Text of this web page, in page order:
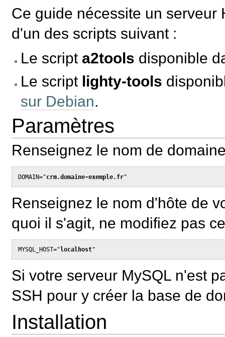
Ce guide nécessite un serveur
d'un des scripts suivant :
Le scripta2tools disponible
Le script lighty-tools
sur Debian.
Paramètres
Renseignez le nom de
DOMAIN="crm.domaine-exemple.fr
Renseignez le nom d'hôte de
quoi il s'agit, ne modifiez pas
MYSQL_HOST=" localhost"
Si votre serveur MySQL n'est
SSH pour y créer la base de
Installation